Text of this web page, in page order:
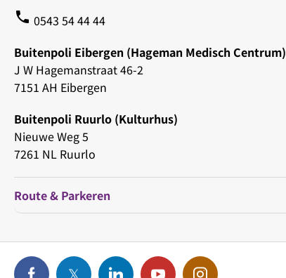
phone 0543 54 44 44
Buitenpoli Eibergen (Hageman Medisch Centrum)
J W Hagemanstraat 46-2
7151 AH Eibergen
Buitenpoli Ruurlo (Kulturhus)
Nieuwe Weg 5
7261 NL Ruurlo
Route & Parkeren